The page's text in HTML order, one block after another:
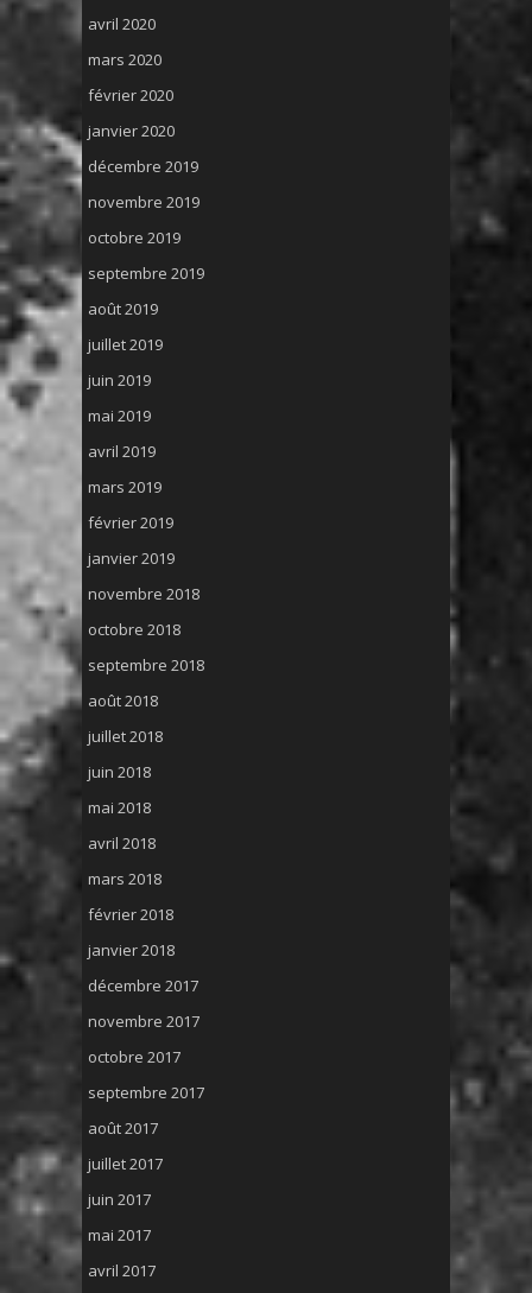
avril 2020
mars 2020
février 2020
janvier 2020
décembre 2019
novembre 2019
octobre 2019
septembre 2019
août 2019
juillet 2019
juin 2019
mai 2019
avril 2019
mars 2019
février 2019
janvier 2019
novembre 2018
octobre 2018
septembre 2018
août 2018
juillet 2018
juin 2018
mai 2018
avril 2018
mars 2018
février 2018
janvier 2018
décembre 2017
novembre 2017
octobre 2017
septembre 2017
août 2017
juillet 2017
juin 2017
mai 2017
avril 2017